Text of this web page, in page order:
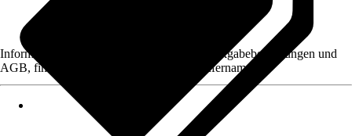
Informationen des Verkäufers, wie z. B. Rückgabebedingungen und
AGB, finden Sie bei Klick auf den Verkäufernamen.